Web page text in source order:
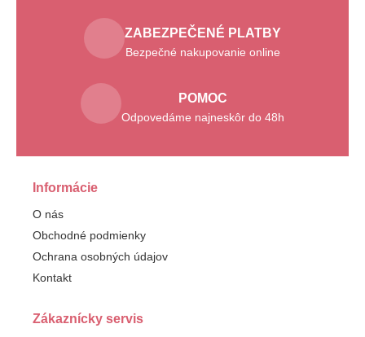
ZABEZPEČENÉ PLATBY
Bezpečné nakupovanie online
POMOC
Odpovedáme najneskôr do 48h
Informácie
O nás
Obchodné podmienky
Ochrana osobných údajov
Kontakt
Zákaznícky servis